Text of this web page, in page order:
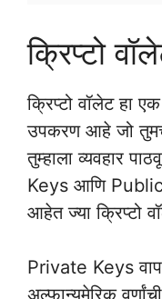
क्रिप्टो
क्रिप्टो वॉलेट हा
उपकरण आहे जो
तुम्हाला व्यवहार
Keys आणि Public
आहेत ज्या क्रिप्टो
Private Keys
अल्फान्यूमेरिक